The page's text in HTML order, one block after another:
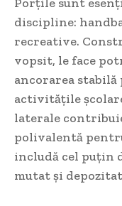
discipline:
recreative.
vopsit, le face
ancorarea
activitățile
laterale
polivalentă
includă cel puțin
mutat și